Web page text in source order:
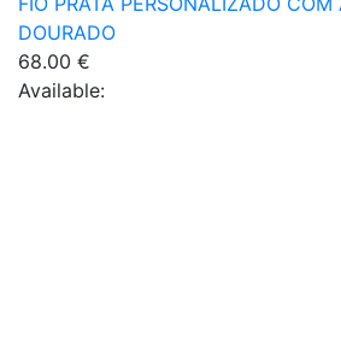
DOURADO
68.00 €
Available: